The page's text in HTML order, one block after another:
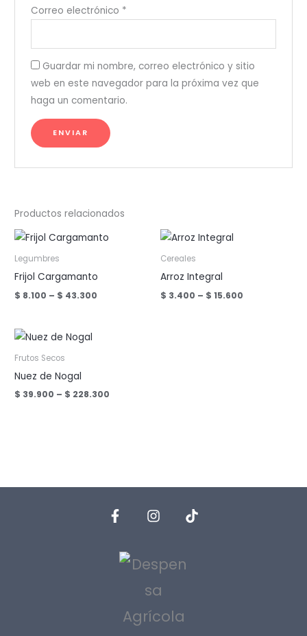
Correo electrónico *
Guardar mi nombre, correo electrónico y sitio
web en este navegador para la próxima vez que
haga un comentario.
Productos relacionados
Legumbres
Frijol Cargamanto
$ 8.100 – $ 43.300
Cereales
Arroz Integral
$ 3.400 – $ 15.600
Frutos Secos
Nuez de Nogal
$ 39.900 – $ 228.300